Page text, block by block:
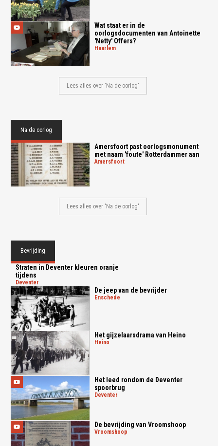
Wat staat er in de
oorlogsdocumenten van Antoinette
'Netty' Offers?
haarlem
Lees alles over 'Na de oorlog'
Na de oorlog
Amersfoort past oorlogsmonument
met naam 'foute' Rotterdammer aan
amersfoort
Lees alles over 'Na de oorlog'
Bevrijding
Straten in Deventer kleuren oranje
tijdens
deventer
De jeep van de bevrijder
enschede
Het gijzelaarsdrama van Heino
heino
Het leed rondom de Deventer
spoorbrug
deventer
De bevrijding van Vroomshoop
vroomshoop